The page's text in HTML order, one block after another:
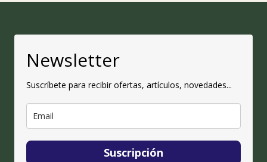
Newsletter
Suscríbete para recibir ofertas, artículos, novedades...
Suscripción